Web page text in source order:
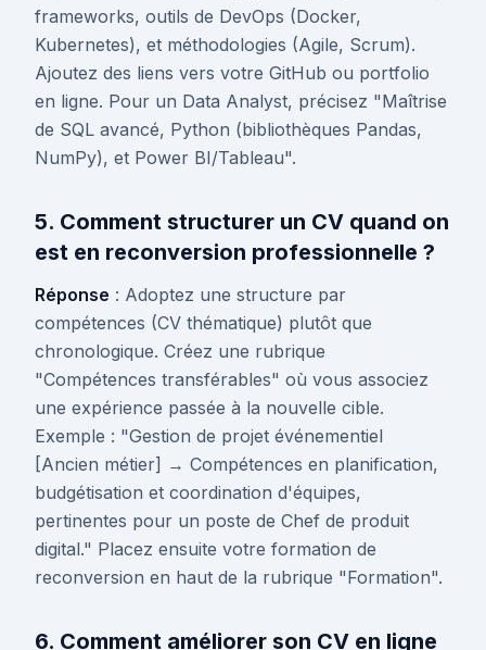
frameworks, outils de DevOps (Docker,
Kubernetes), et méthodologies (Agile, Scrum).
Ajoutez des liens vers votre GitHub ou portfolio
en ligne. Pour un Data Analyst, précisez "Maîtrise
de SQL avancé, Python (bibliothèques Pandas,
NumPy), et Power BI/Tableau".
5. Comment structurer un CV quand on
est en reconversion professionnelle ?
Réponse : Adoptez une structure par
compétences (CV thématique) plutôt que
chronologique. Créez une rubrique
"Compétences transférables" où vous associez
une expérience passée à la nouvelle cible.
Exemple : "Gestion de projet événementiel
[Ancien métier] → Compétences en planification,
budgétisation et coordination d'équipes,
pertinentes pour un poste de Chef de produit
digital." Placez ensuite votre formation de
reconversion en haut de la rubrique "Formation".
6. Comment améliorer son CV en ligne